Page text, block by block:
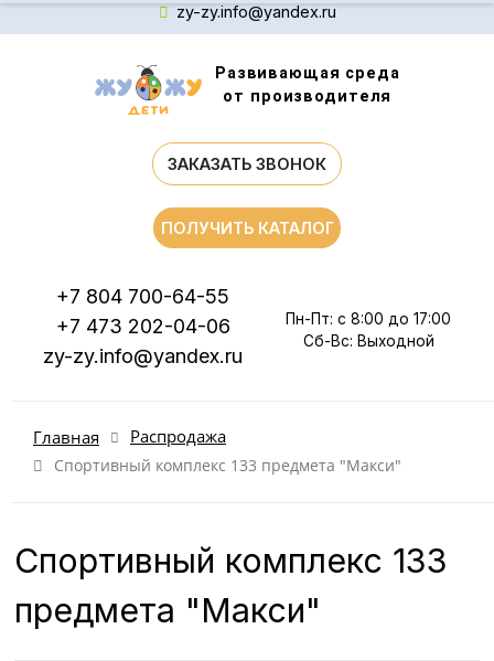
zy-zy.info@yandex.ru
Развивающая среда
от производителя
ЗАКАЗАТЬ ЗВОНОК
+7 804 700-64-55
+7 473 202-04-06
zy-zy.info@yandex.ru
Пн-Пт: с 8:00 до 17:00
Сб-Вс: Выходной
ПОЛУЧИТЬ КАТАЛОГ
Главная Распродажа
Спортивный комплекс 133 предмета "Макси"
Спортивный комплекс 133
предмета "Макси"